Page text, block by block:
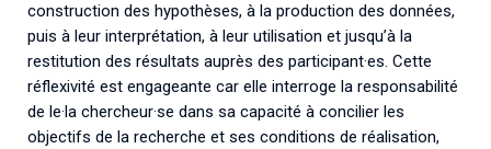
construction des hypothèses, à la production des données,
puis à leur interprétation, à leur utilisation et jusqu’à la
restitution des résultats auprès des participant·es. Cette
réflexivité est engageante car elle interroge la responsabilité
de le·la chercheur·se dans sa capacité à concilier les
objectifs de la recherche et ses conditions de réalisation,